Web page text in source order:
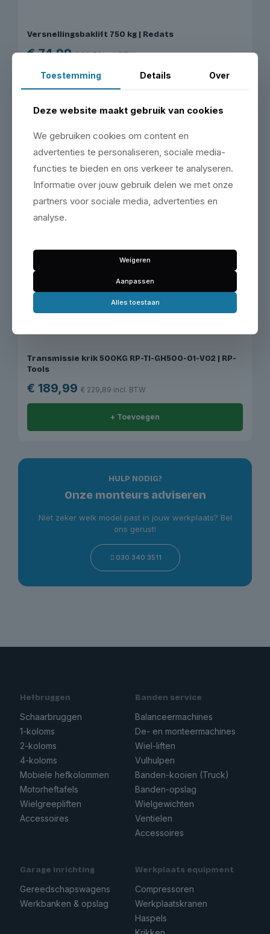
Versnellingsbaklift 750 kg | Redats
€74,99 €90,74incl. BTW
Transmissie krik 500KG RP-TI-GH500-01-V02 | RP-
Tools
€ 189,99 € 229,89 incl. BTW
+ Toevoegen
HULP NODIG?
Onze monteurs adviseren
Niet zeker welk model past in jouw werkplaats? Bel
ons gerust!
030 340 3511
Hefbruggen
Schaarbruggen
1-koloms
2-koloms
4-koloms
Mobiele hefkolommen
Motorheftafels
Wielgreepliften
Accessoires
Banden service
Balanceermachines
De- en monteermachines
Wiel-liften
Vulhulpen
Banden-kooien (Truck)
Banden-opslag
Wielgewichten
Ventielen
Accessoires
Garage inrichting
Gereedschapswagens
Werkbanken & opslag
Werkplaats equipment
Compressoren
Werkplaatskranen
Haspels
Toestemming Details Over
Deze website maakt gebruik van cookies
We gebruiken cookies om content en
advertenties te personaliseren, sociale media-
functies te bieden en ons verkeer te analyseren.
Informatie over jouw gebruik delen we met onze
partners voor sociale media, advertenties en
analyse.
Weigeren
Aanpassen
Alles toestaan